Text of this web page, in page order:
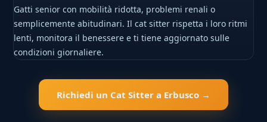
Gatti senior con mobilità ridotta, problemi renali o
semplicemente abitudinari. Il cat sitter rispetta i loro ritmi
lenti, monitora il benessere e ti tiene aggiornato sulle
condizioni giornaliere.
Richiedi un Cat Sitter a Erbusco →